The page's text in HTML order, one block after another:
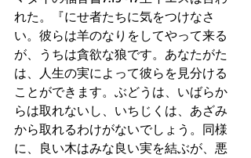
れた。『にせ者たちに気をつけなさ
い。彼らは羊のなりをしてやって来る
が、うちは貪欲な狼です。あなたがた
は、人生の実によって彼らを見分ける
ことができます。ぶどうは、いばらか
らは取れないし、いちじくは、あざみ
から取れるわけがないでしょう。同様
に、良い木はみな良い実を結ぶが、悪